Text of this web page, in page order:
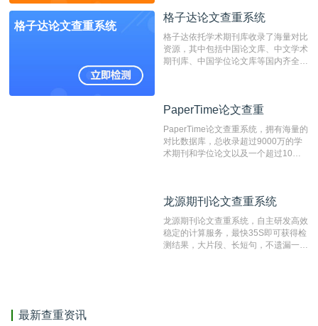
编辑部检测来稿和已发表的文献,检测
测时注意填写第一作者,才能排除已发
表文献复制比。（限制字符数1万）
格子达论文查重系统
格子达论文查重系统
格子达依托学术期刊库收录了海量对比
资源，其中包括中国论文库、中文学术
期刊库、中国学位论文库等国内齐全的
系统，可检测中文、英文两种语言的论
PaperTime论文查重
PaperTime论文查重系统，拥有海量的
对比数据库，总收录超过9000万的学
术期刊和学位论文以及一个超过10亿
对，利用指纹索引快速而精准地在云检
有相似的片段，该项技术检测速度快、
准确率高，市场反映良好。
龙源期刊论文查重系统
龙源期刊论文查重系统，自主研发高效
稳定的计算服务，最快35S即可获得检
测结果，大片段、长短句，不遗漏一处
最新查重资讯